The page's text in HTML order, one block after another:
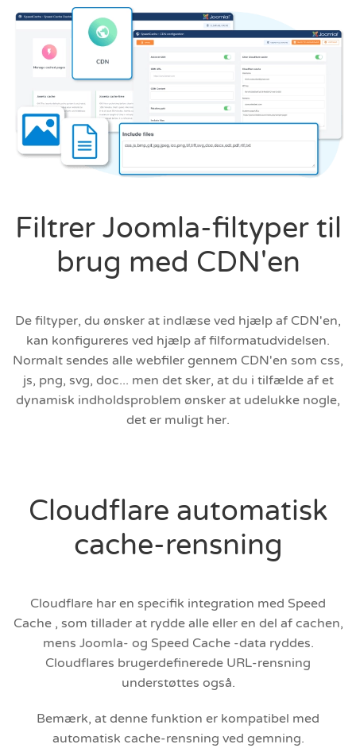
Filtrer Joomla-filtyper til
brug med CDN'en
De filtyper, du ønsker at indlæse ved hjælp af CDN'en,
kan konfigureres ved hjælp af filformatudvidelsen.
Normalt sendes alle webfiler gennem CDN'en som css,
js, png, svg, doc... men det sker, at du i tilfælde af et
dynamisk indholdsproblem ønsker at udelukke nogle,
det er muligt her.
Cloudflare automatisk
cache-rensning
Cloudflare har en specifik integration med Speed
Cache , som tillader at rydde alle eller en del af cachen,
mens Joomla- og Speed Cache -data ryddes.
Cloudflares brugerdefinerede URL-rensning
understøttes også.
Bemærk, at denne funktion er kompatibel med
automatisk cache-rensning ved gemning.